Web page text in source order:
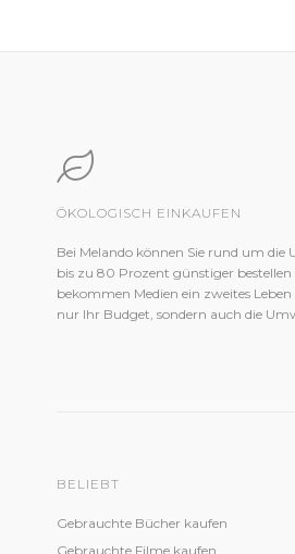
ÖKOLOGISCH EINKAUFEN
Bei Melando können Sie rund um die
bis zu 80 Prozent günstiger bestellen
bekommen Medien ein zweites
nur Ihr Budget, sondern auch die
BELIEBT
Gebrauchte Bücher kaufen
Gebrauchte Filme kaufen